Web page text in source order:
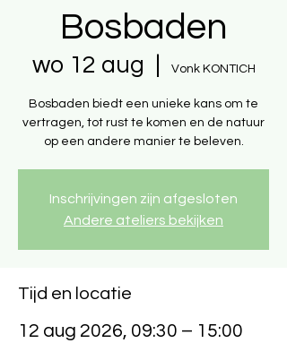
Bosbaden
wo 12 aug Vonk KONTICH
Bosbaden biedt een unieke kans om te
vertragen, tot rust te komen en de natuur
op een andere manier te beleven.
Inschrijvingen zijn afgesloten
Andere ateliers bekijken
Tijd en locatie
12 aug 2026, 09:30 – 15:00